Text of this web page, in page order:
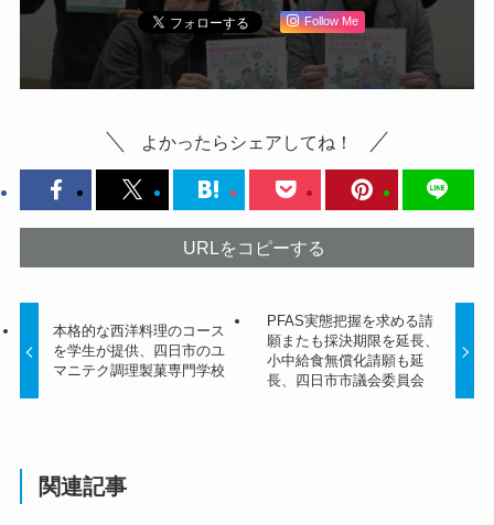
Follow Me
よかったらシェアしてね！
URLをコピーする
本格的な西洋料理のコース
を学生が提供、四日市のユ
マニテク調理製菓専門学校
PFAS実態把握を求める請
願またも採決期限を延長、
小中給食無償化請願も延
長、四日市市議会委員会
関連記事